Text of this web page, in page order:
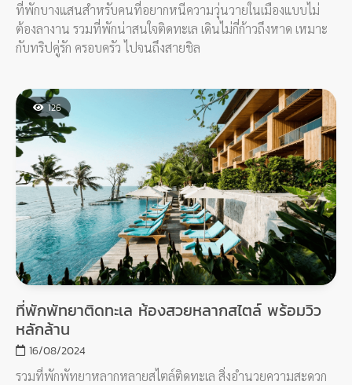
ที่พักบางแสนสำหรับคนที่อยากหนีความวุ่นวายในเมืองแบบไม่
ต้องลางาน รวมที่พักน่าสนใจติดทะเล เดินไม่กี่ก้าวถึงหาด เหมาะ
กับทริปคู่รัก ครอบครัว ไปจนถึงสายชิล
126
ที่พักพัทยาติดทะเล ห้องสวยหลากสไตล์ พร้อมวิว
หลักล้าน
16/08/2024
รวมที่พักพัทยาหลากหลายสไตล์ติดทะเล สิ่งอำนวยความสะดวก